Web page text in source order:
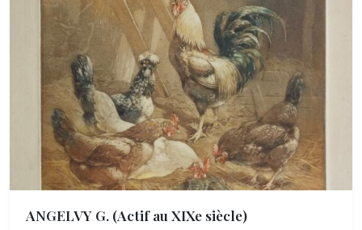
ANGELVY G. (Actif au XIXe siècle)